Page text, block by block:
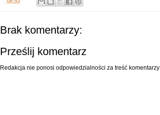
Brak komentarzy:
Prześlij komentarz
Redakcja nie ponosi odpowiedzialności za treść komentarzy